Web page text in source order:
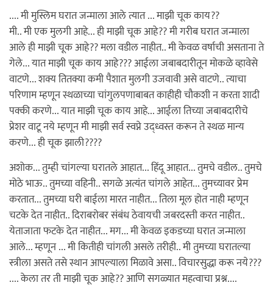
.... मी मुस्लिम घरात जन्माला आले त्यात ... माझी चूक काय??
मी.. मी एक मुलगी आहे... ही माझी चूक आहे?? मी गरीब घरात जन्माला
आले ही माझी चूक आहे?? मला वडील नाहीत.. मी केवळ वर्षाची असताना ते
गेले... यात माझी चूक काय आहे??? आईला जबाबदारीतून मोकळे व्हावेसे
वाटणे... शक्य तितक्या कमी पैशात मुलगी उजवावी असे वाटणे.. त्याचा
परिणाम म्हणून स्थळाच्या चांगुलपणाबाबत काहीही चौकशी न करता शादी
पक्की करणे... यात माझी चूक काय आहे... आईला तिच्या जबाबदारीचे
प्रेशर वाटू नये म्हणून मी माझी सर्व स्वप्ने उद्ध्वस्त करून ते स्थळ मान्य
करणे... ही चूक झाली????
अशोक... तुम्ही चांगल्या घरातले आहात... हिंदू आहात... तुमचे वडील.. तुमचे
मोठे भाऊ.. तुमच्या वहिनी.. सगळे अत्यंत चांगले आहेत... तुमच्यावर प्रेम
करतात... तुमच्या घरी बाईला मारत नाहीत... तिला मूल होत नाही म्हणून
चटके देत नाहीत.. दिराबरोबर संबंध ठेवायची जबरदस्ती करत नाहीत..
येताजाता फटके देत नाहीत... मग... मी केवळ इकडच्या घरात जन्माला
आले... म्हणून ... मी कितीही चांगली असले तरीही.. मी तुमच्या घरातल्या
स्त्रीला असते तसे स्थान आपल्याला मिळावे असा.. विचारसुद्धा करू नये???
.... केला तर ती माझी चूक आहे?? आणि सगळ्यात महत्वाचा प्रश्न....